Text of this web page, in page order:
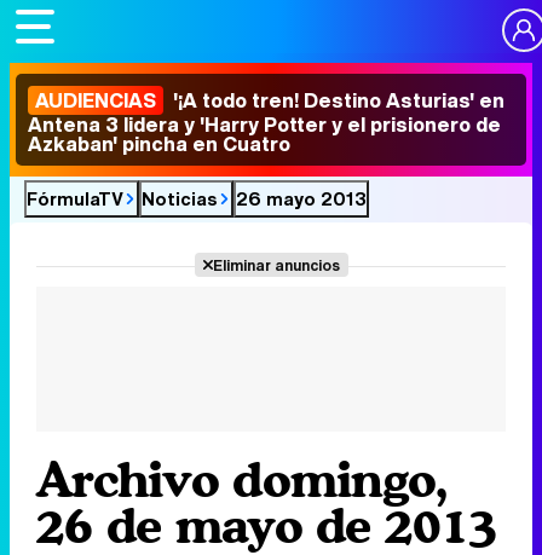
AUDIENCIAS '¡A todo tren! Destino Asturias' en
Antena 3 lidera y 'Harry Potter y el prisionero de
Azkaban' pincha en Cuatro
FórmulaTV Noticias 26 mayo 2013
Eliminar anuncios
Archivo domingo,
26 de mayo de 2013